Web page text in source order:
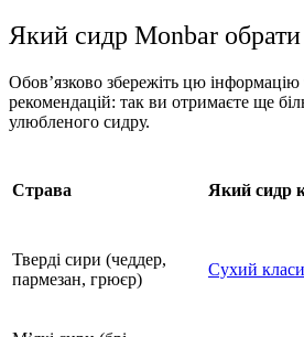
Який сидр Monbar обрати
Обов’язково збережіть цю
рекомендацій: так ви отримаєте ще
улюбленого сидру.
Страва Який сидр
Тверді сири (чеддер,
пармезан, грюєр)
Сухий